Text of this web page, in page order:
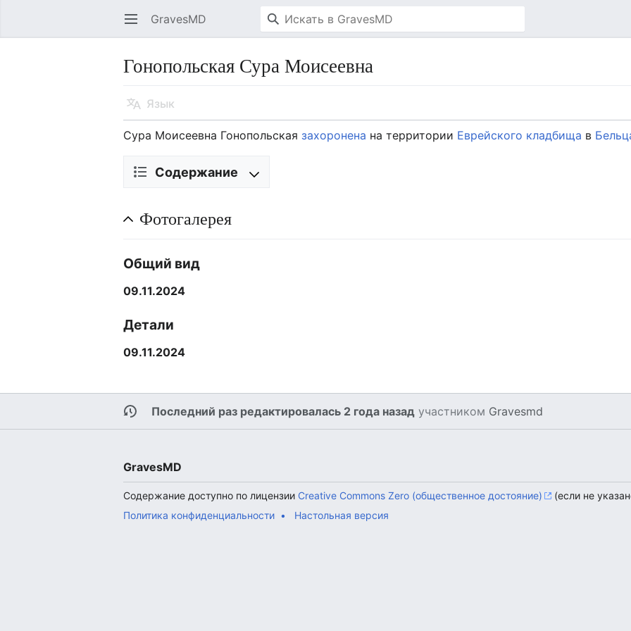
Открыть главное меню GravesMD
Гонопольская Сура Моисеевна
Язык
Сура Моисеевна Гонопольскаязахоронена на территории Еврейского кладбища в
Содержание
Фотогалерея
Общий вид
09.11.2024
Детали
09.11.2024
Последний раз редактировалась 2 года назад участником Gravesmd
GravesMD
Содержание доступно по лицензии Creative Commons Zero (общественное достояние)
(если не
Политика конфиденциальности
Настольная версия